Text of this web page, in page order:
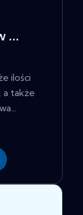
...
ilości
a także